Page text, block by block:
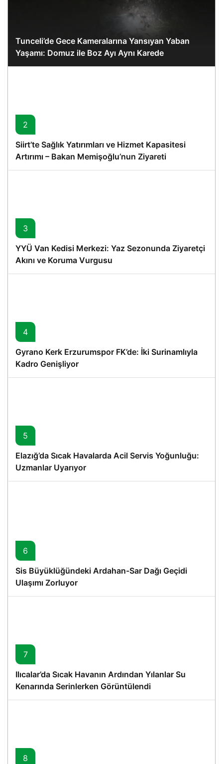
Tunceli’de Gece Kameralarına Yansıyan Yaban
Yaşamı: Domuz ile Boz Ayı Aynı Karede
2
Siirt’te Sağlık Yatırımları ve Hizmet Kapasitesi
Artırımı – Bakan Memişoğlu’nun Ziyareti
3
YYÜ Van Kedisi Merkezi: Yaz Sezonunda Ziyaretçi
Akını ve Koruma Vurgusu
4
Gyrano Kerk Erzurumspor FK’de: İki Surinamlıyla
Kadro Genişliyor
5
Elazığ’da Sıcak Havalarda Acil Servis Yoğunluğu:
Uzmanlar Uyarıyor
6
Sis Büyüklüğündeki Ardahan-Sar Dağı Geçidi
Ulaşımı Zorluyor
7
Ilıcalar’da Sıcak Havanın Ardından Yılanlar Su
Kenarında Serinlerken Görüntülendi
8